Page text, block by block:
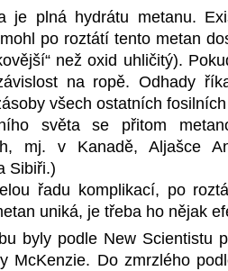
je plná hydrátu metanu.
po roztátí tento metan
než oxid uhličitý).
na ropě. Odhady
všech ostatních
světa se přitom
mj. v Kanadě, Aljašce
Sibiři.)
řadu komplikací, po
uniká, je třeba ho nějak
byly podle New Scientistu
McKenzie. Do zmrzlého